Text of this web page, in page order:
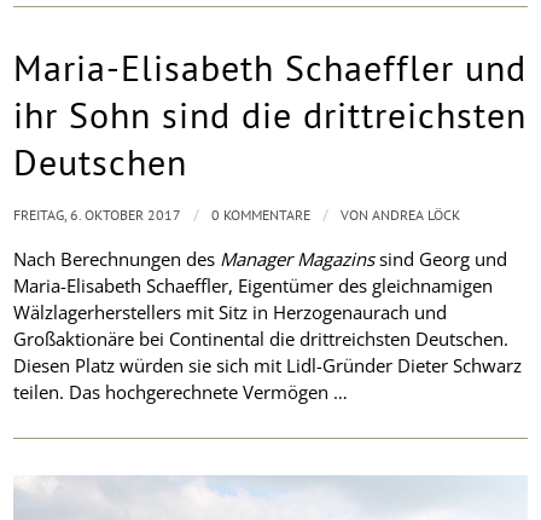
Maria-Elisabeth Schaeffler und
ihr Sohn sind die drittreichsten
Deutschen
Nach Berechnungen des Manager Magazinssind Georg und
Maria-Elisabeth Schaeffler, Eigentümer des gleichnamigen
Wälzlagerherstellers mit Sitz in Herzogenaurach und
Großaktionäre bei Continental die drittreichsten Deutschen.
Diesen Platz würden sie sich mit Lidl-Gründer Dieter Schwarz
teilen. Das hochgerechnete Vermögen …
FREITAG, 6. OKTOBER 2017 / 0 KOMMENTARE / VONANDREA LÖCK